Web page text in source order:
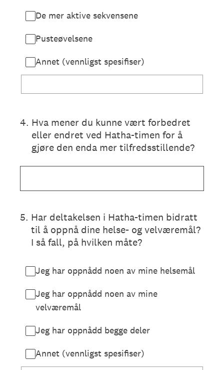
De mer aktive sekvensene
Pusteøvelsene
Annet (vennligst spesifiser)
4. Hva mener du kunne vært forbedret
eller endret ved Hatha-timen for å
gjøre den enda mer tilfredsstillende?
5. Har deltakelsen i Hatha-timen bidratt
til å oppnå dine helse- og velværemål?
I så fall, på hvilken måte?
Jeg har oppnådd noen av mine helsemål
Jeg har oppnådd noen av mine
velværemål
Jeg har oppnådd begge deler
Annet (vennligst spesifiser)